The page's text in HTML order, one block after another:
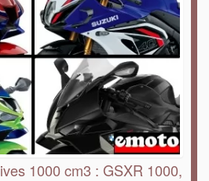
1000 cm3 : GSXR 1000,